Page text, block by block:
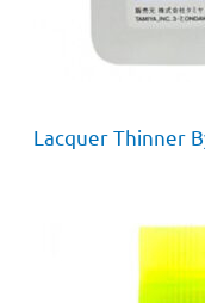
Lacquer Thinner